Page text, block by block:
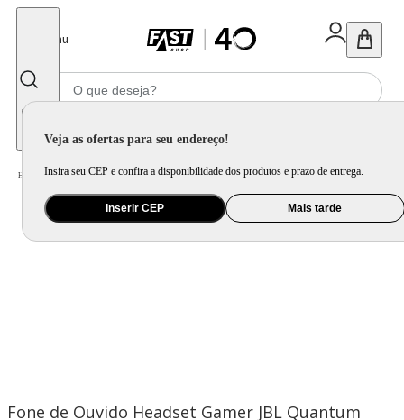
Menu
Veja as ofertas para seu endereço!
Insira seu CEP e confira a disponibilidade dos produtos e prazo de entrega.
Inserir CEP Mais tarde
Home Informática e Games / Periférico / Headset, Webcam e Microfone
Fone de Ouvido Headset Gamer JBL Quantum